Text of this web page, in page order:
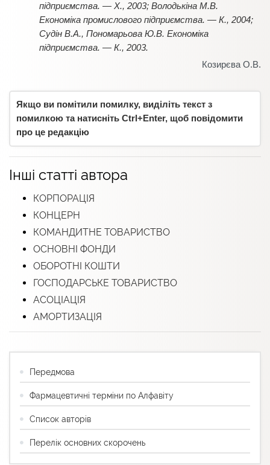
підприємства. — Х., 2003; Володькіна М.В.
Економіка промислового підприємства. — К., 2004;
Судін В.А., Пономарьова Ю.В. Економіка
підприємства. — К., 2003.
Козирєва О.В.
Якщо ви помітили помилку, виділіть текст з
помилкою та натисніть Ctrl+Enter, щоб повідомити
про це редакцію
Інші статті автора
КОРПОРАЦІЯ
КОНЦЕРН
КОМАНДИТНЕ ТОВАРИСТВО
ОСНОВНІ ФОНДИ
ОБОРОТНІ КОШТИ
ГОСПОДАРСЬКЕ ТОВАРИСТВО
АСОЦІАЦІЯ
АМОРТИЗАЦІЯ
Передмова
Фармацевтичні терміни по Алфавіту
Список авторів
Перелік основних скорочень